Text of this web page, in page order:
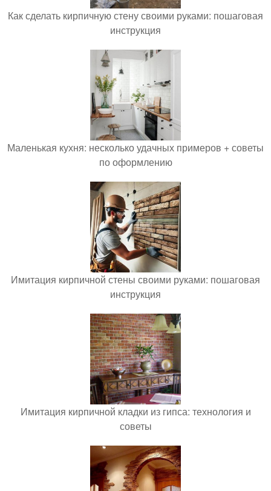
Как сделать кирпичную стену своими руками: пошаговая
инструкция
Маленькая кухня: несколько удачных примеров + советы
по оформлению
Имитация кирпичной стены своими руками: пошаговая
инструкция
Имитация кирпичной кладки из гипса: технология и
советы